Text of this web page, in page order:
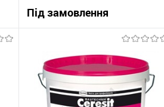
Під замовлення
Купити в 1 клік
До
порівняння